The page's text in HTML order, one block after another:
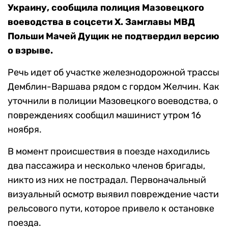
Украину, сообщила полиция Мазовецкого
воеводства в соцсети X. Замглавы МВД
Польши Мачей Дущик не подтвердил версию
о взрыве.
Речь идет об участке железнодорожной трассы
Демблин-Варшава рядом с гордом Желчин. Как
уточнили в полиции Мазовецкого воеводства, о
повреждениях сообщил машинист утром 16
ноября.
В момент происшествия в поезде находились
два пассажира и несколько членов бригады,
никто из них не пострадал. Первоначальный
визуальный осмотр выявил повреждение части
рельсового пути, которое привело к остановке
поезда.